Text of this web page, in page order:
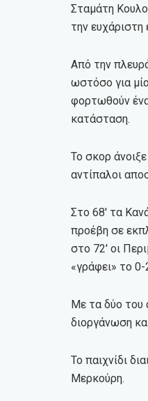
Σταμάτη
την
Από την
ωστόσο για
φορτωθούν
κατάσταση.
Το σκορ
αντίπαλοι
Στο 68′ τα
προέβη σε
στο 72′ οι
«γράφει» το
Με τα δύο του
διοργάνωση
Το παιχνίδι
Μερκούρη.